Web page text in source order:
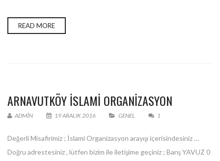
READ MORE
ARNAVUTKÖY ISLAMI ORGANIZASYON
ADMIN 19 ARALIK 2016 GENEL 1
Değerli Misafirimiz ; İslami Organizasyon arayışı içerisindesiniz …
Doğru adrestesiniz , lütfen bizim ile iletişime geçiniz ; Barış YAVUZ 0